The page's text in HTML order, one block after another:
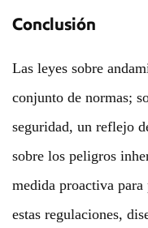
Conclusión
Las leyes sobre
conjunto de normas;
seguridad, un reflejo
sobre los peligros
medida proactiva
estas regulaciones,